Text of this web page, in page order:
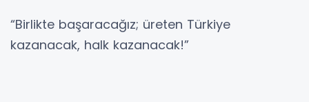
“Birlikte başaracağız; üreten Türkiye
kazanacak, halk kazanacak!”